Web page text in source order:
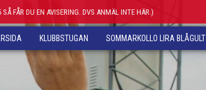
FÅR DU EN AVISERING. DVS ANMÄL INTE HÄR.)
KLUBBSTUGAN SOMMARKOLLO LIRA BLÅGULT